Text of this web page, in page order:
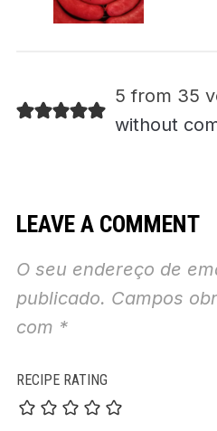
5 from 35
without
LEAVE A COMMENT
O seu endereço de
publicado. Campos
com *
RECIPE RATING